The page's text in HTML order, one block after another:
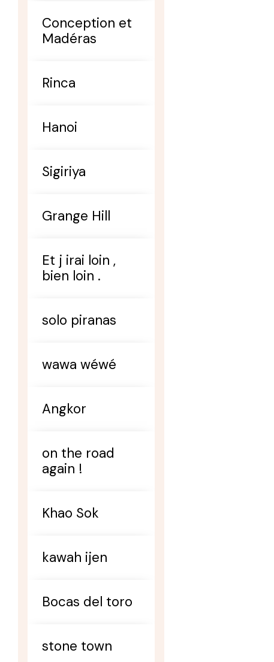
Conception et
Madéras
Rinca
Hanoi
Sigiriya
Grange Hill
Et j irai loin ,
bien loin .
solo piranas
wawa wéwé
Angkor
on the road
again !
Khao Sok
kawah ijen
Bocas del toro
stone town